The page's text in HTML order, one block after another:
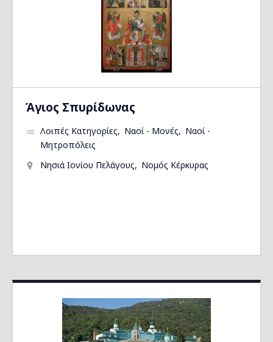
Άγιος Σπυρίδωνας
Λοιπές Κατηγορίες Ναοί - Μονές
Ναοί -
Μητροπόλεις
Νησιά Ιονίου Πελάγους
Νομός Κέρκυρας